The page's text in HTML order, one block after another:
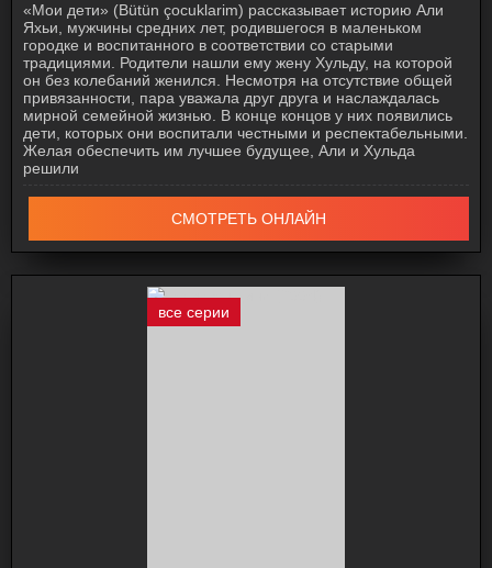
«Мои дети» (Bütün çocuklarim) рассказывает историю Али
Яхьи, мужчины средних лет, родившегося в маленьком
городке и воспитанного в соответствии со старыми
традициями. Родители нашли ему жену Хульду, на которой
он без колебаний женился. Несмотря на отсутствие общей
привязанности, пара уважала друг друга и наслаждалась
мирной семейной жизнью. В конце концов у них появились
дети, которых они воспитали честными и респектабельными.
Желая обеспечить им лучшее будущее, Али и Хульда
решили
СМОТРЕТЬ ОНЛАЙН
все серии